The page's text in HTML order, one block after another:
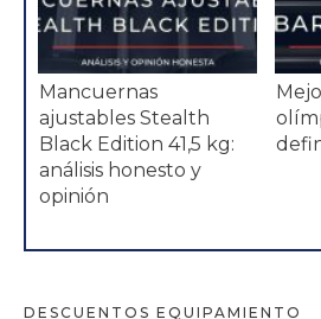
Mancuernas
ajustables Stealth
Black Edition 41,5 kg:
análisis honesto y
opinión
DESCUENTOS EQUIPAMIENTO